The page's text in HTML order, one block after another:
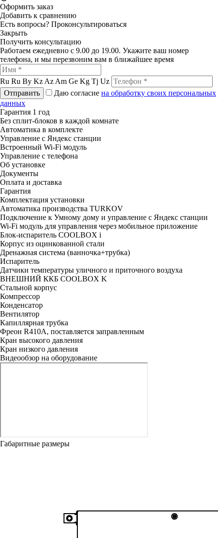
Оформить заказ
Добавить к сравнению
Есть вопросы? Проконсультироваться
Закрыть
Получить консультацию
Работаем ежедневно с 9.00 до 19.00. Укажите ваш номер
телефона, и мы перезвоним вам в ближайшее время
Ru Ru By Kz Az Am Ge Kg Tj Uz
Отправить
Даю согласие на обработку своих персональных
данных
Гарантия 1 год
Без сплит-блоков в каждой комнате
Автоматика в комплекте
Управление с Яндекс станции
Встроенный Wi-Fi модуль
Управление с телефона
Об установке
Документы
Оплата и доставка
Гарантия
Комплектация установки
Автоматика производства TURKOV
Подключение к Умному дому и управление с Яндекс станции
Wi-Fi модуль для управления через мобильное приложение
Блок-испаритель COOLBOX i
Корпус из оцинкованной стали
Дренажная система (ванночка+трубка)
Испаритель
Датчики температуры уличного и приточного воздуха
ВНЕШНИЙ ККБ COOLBOX K
Стальной корпус
Компрессор
Конденсатор
Вентилятор
Капиллярная трубка
Фреон R410A, поставляется заправленным
Кран высокого давления
Кран низкого давления
Видеообзор на оборудование
Габаритные размеры